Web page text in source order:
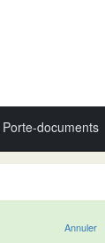
Porte-documents
Annuler